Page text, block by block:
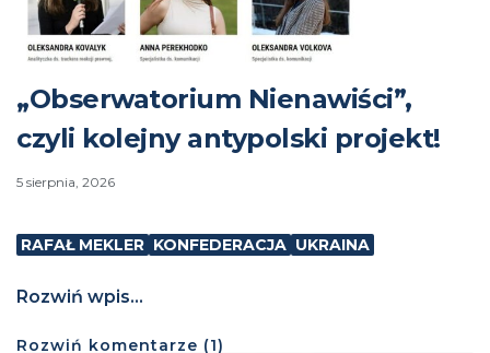
„Obserwatorium Nienawiści”,
czyli kolejny antypolski projekt!
5 sierpnia, 2026
RAFAŁ MEKLER KONFEDERACJA UKRAINA
Rozwiń wpis...
Rozwiń komentarze (1)